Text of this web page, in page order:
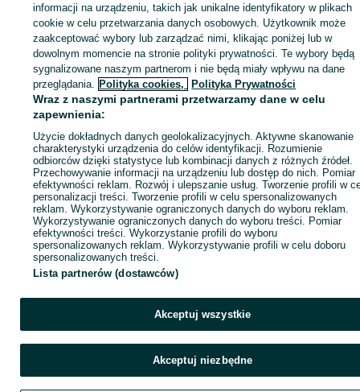
Zaloguj się lub załóż konto na OLX, aby skontaktować się z
sprzedającym
Zaloguj się / Załóż konto
Wyślij wiadomość
informacji na urządzeniu, takich jak unikalne identyfikatory w plikach
cookie w celu przetwarzania danych osobowych. Użytkownik może
zaakceptować wybory lub zarządzać nimi, klikając poniżej lub w
dowolnym momencie na stronie polityki prywatności. Te wybory będą
sygnalizowane naszym partnerom i nie będą miały wpływu na dane
przeglądania. Polityka cookies, Polityka Prywatności
Wraz z naszymi partnerami przetwarzamy dane w celu
zapewnienia:
Użycie dokładnych danych geolokalizacyjnych. Aktywne skanowanie
charakterystyki urządzenia do celów identyfikacji. Rozumienie
odbiorców dzięki statystyce lub kombinacji danych z różnych źródeł.
Przechowywanie informacji na urządzeniu lub dostęp do nich. Pomiar
efektywności reklam. Rozwój i ulepszanie usług. Tworzenie profili w
personalizacji treści. Tworzenie profili w celu spersonalizowanych
reklam. Wykorzystywanie ograniczonych danych do wyboru reklam.
Wykorzystywanie ograniczonych danych do wyboru treści. Pomiar
efektywności treści. Wykorzystanie profili do wyboru
spersonalizowanych reklam. Wykorzystywanie profili w celu doboru
spersonalizowanych treści.
Lista partnerów (dostawców)
Akceptuj wszystkie
Akceptuj niezbędne